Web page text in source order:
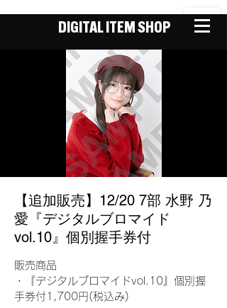
DIGITAL ITEM SHOP
【追加販売】12/20 7部 水野 乃
愛『デジタルブロマイド
vol.10』個別握手券付
販売商品
・『デジタルブロマイドvol.10』個別握
手券付1,700円(税込み)